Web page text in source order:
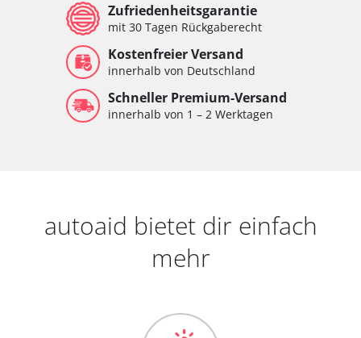
Zufriedenheitsgarantie
mit 30 Tagen Rückgaberecht
Kostenfreier Versand
innerhalb von Deutschland
Schneller Premium-Versand
innerhalb von 1 – 2 Werktagen
autoaid bietet dir einfach
mehr